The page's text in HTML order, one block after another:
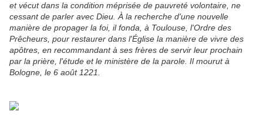
et vécut dans la condition méprisée de pauvreté volontaire, ne
cessant de parler avec Dieu. À la recherche d'une nouvelle
manière de propager la foi, il fonda, à Toulouse, l'Ordre des
Prêcheurs, pour restaurer dans l'Église la manière de vivre des
apôtres, en recommandant à ses frères de servir leur prochain
par la prière, l'étude et le ministère de la parole. Il mourut à
Bologne, le 6 août 1221.